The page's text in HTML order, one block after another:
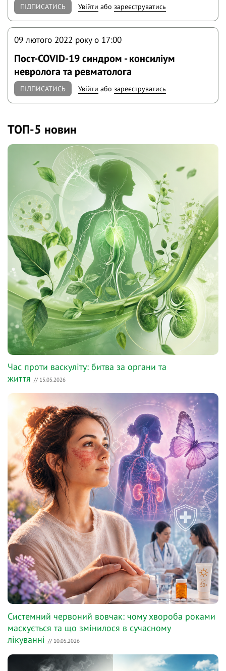
ПІДПИСАТИСЬ Увійти абозареєструватись
09 лютого 2022 року o 17:00
Пост-COVID-19 синдром - консиліум
невролога та ревматолога
ПІДПИСАТИСЬ Увійти абозареєструватись
ТОП-5 новин
Час проти васкуліту: битва за органи та
життя // 15.05.2026
Системний червоний вовчак: чому хвороба роками
маскується та що змінилося в сучасному
лікуванні // 10.05.2026